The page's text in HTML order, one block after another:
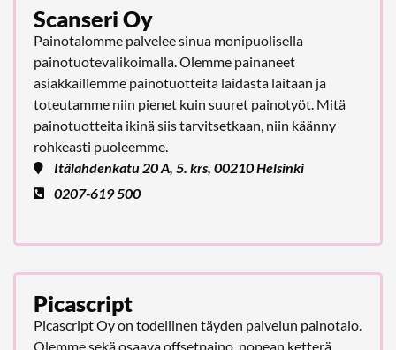
Scanseri Oy
Painotalomme palvelee sinua monipuolisella
painotuotevalikoimalla. Olemme painaneet
asiakkaillemme painotuotteita laidasta laitaan ja
toteutamme niin pienet kuin suuret painotyöt. Mitä
painotuotteita ikinä siis tarvitsetkaan, niin käänny
rohkeasti puoleemme.
Itälahdenkatu 20 A, 5. krs, 00210 Helsinki
0207-619 500
Picascript
Picascript Oy on todellinen täyden palvelun painotalo.
Olemme sekä osaava offsetpaino, nopean ketterä